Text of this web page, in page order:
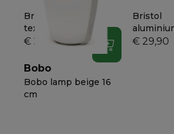
Bristol wicker /
textilene reiniger
In
€ 29,90
Bristol
€ 29,90
Bobo
Bobo lamp beige 16
cm